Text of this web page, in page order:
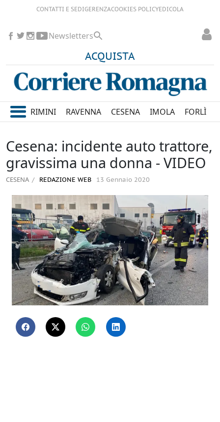
CONTATTI E SEDIGERENZACOOKIES POLICYEDICOLA
ACQUISTA
Newsletters
RIMINI RAVENNA CESENA IMOLA FORLÌ
Cesena: incidente auto trattore,
gravissima una donna - VIDEO
CESENA REDAZIONE WEB 13 Gennaio 2020